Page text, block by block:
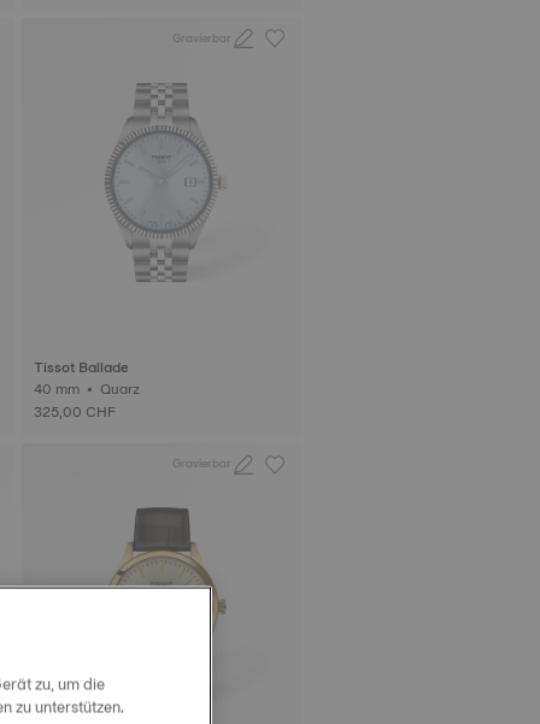
Gravierbar
Tissot Ballade
40 mm • Quarz
325,00 CHF
Gravierbar
zu, um die
zu unterstützen.